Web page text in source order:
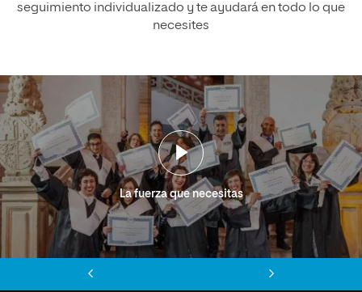
seguimiento individualizado y te ayudará en todo lo que
necesites
La fuerza que necesitas